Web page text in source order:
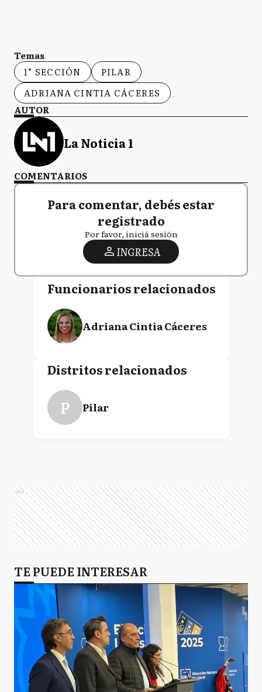
Temas
1° SECCIÓN
PILAR
ADRIANA CINTIA CÁCERES
AUTOR
La Noticia 1
COMENTARIOS
Para comentar, debés estar
registrado
Por favor, iniciá sesión
INGRESA
Funcionarios relacionados
Adriana Cintia Cáceres
Distritos relacionados
P Pilar
Ads
TE PUEDE INTERESAR